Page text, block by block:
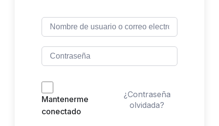
Mantenerme
conectado
¿Contraseña
olvidada?